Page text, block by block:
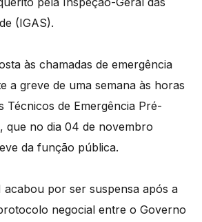
(IGAS).
às chamadas de emergência
a greve de uma semana às horas
Técnicos de Emergência Pré-
que no dia 04 de novembro
da função pública.
acabou por ser suspensa após a
negocial entre o Governo